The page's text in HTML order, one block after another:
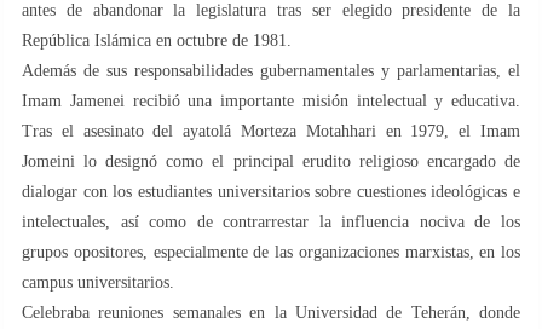
antes de abandonar la legislatura tras ser elegido presidente de la
República Islámica en octubre de 1981.
Además de sus responsabilidades gubernamentales y parlamentarias, el
Imam Jamenei recibió una importante misión intelectual y educativa.
Tras el asesinato del ayatolá Morteza Motahhari en 1979, el Imam
Jomeini lo designó como el principal erudito religioso encargado de
dialogar con los estudiantes universitarios sobre cuestiones ideológicas e
intelectuales, así como de contrarrestar la influencia nociva de los
grupos opositores, especialmente de las organizaciones marxistas, en los
campus universitarios.
Celebraba reuniones semanales en la Universidad de Teherán, donde